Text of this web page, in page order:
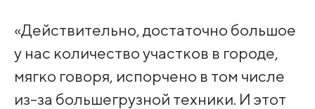
«Действительно, достаточно большое
у нас количество участков в городе,
мягко говоря, испорчено в том числе
из-за большегрузной техники. И этот